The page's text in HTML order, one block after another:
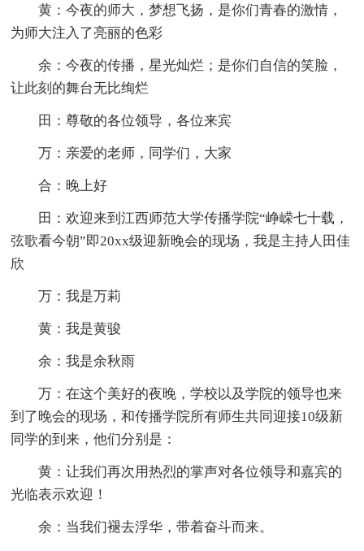
黄：今夜的师大，梦想飞扬，是你们青春的激情，
为师大注入了亮丽的色彩
余：今夜的传播，星光灿烂；是你们自信的笑脸，
让此刻的舞台无比绚烂
田：尊敬的各位领导，各位来宾
万：亲爱的老师，同学们，大家
合：晚上好
田：欢迎来到江西师范大学传播学院“峥嵘七十载，
弦歌看今朝”即20xx级迎新晚会的现场，我是主持人田佳
欣
万：我是万莉
黄：我是黄骏
余：我是余秋雨
万：在这个美好的夜晚，学校以及学院的领导也来
到了晚会的现场，和传播学院所有师生共同迎接10级新
同学的到来，他们分别是：
黄：让我们再次用热烈的掌声对各位领导和嘉宾的
光临表示欢迎！
余：当我们褪去浮华，带着奋斗而来。